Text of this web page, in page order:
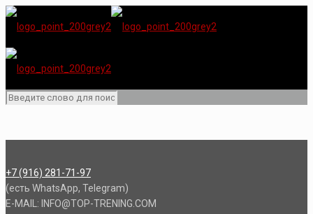
+7 (916) 281-71-97
(есть WhatsApp, Telegram)
E-MAIL: INFO@TOP-TRENING.COM